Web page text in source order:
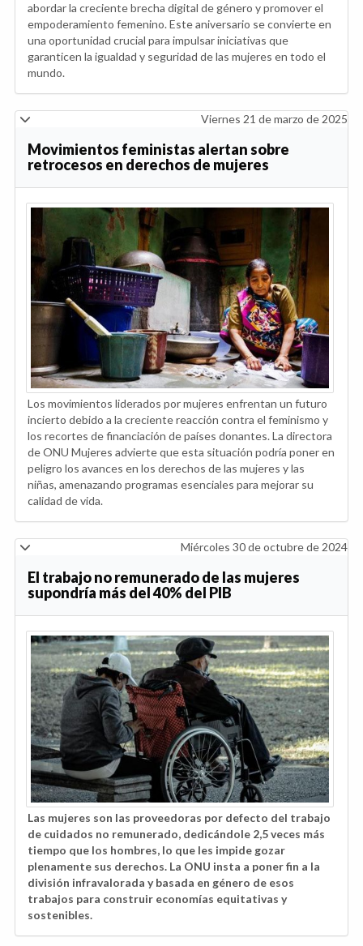
abordar la creciente brecha digital de género y promover el
empoderamiento femenino. Este aniversario se convierte en
una oportunidad crucial para impulsar iniciativas que
garanticen la igualdad y seguridad de las mujeres en todo el
mundo.
Viernes 21 de marzo de 2025
Movimientos feministas alertan sobre
retrocesos en derechos de mujeres
Los movimientos liderados por mujeres enfrentan un futuro
incierto debido a la creciente reacción contra el feminismo y
los recortes de financiación de países donantes. La directora
de ONU Mujeres advierte que esta situación podría poner en
peligro los avances en los derechos de las mujeres y las
niñas, amenazando programas esenciales para mejorar su
calidad de vida.
Miércoles 30 de octubre de 2024
El trabajo no remunerado de las mujeres
supondría más del 40% del PIB
Las mujeres son las proveedoras por defecto del trabajo
de cuidados no remunerado, dedicándole 2,5 veces más
tiempo que los hombres, lo que les impide gozar
plenamente sus derechos. La ONU insta a poner fin a la
división infravalorada y basada en género de esos
trabajos para construir economías equitativas y
sostenibles.